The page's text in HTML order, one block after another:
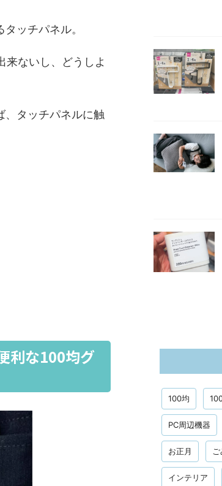
ッチパネル。
来ないし、どうしよ
、タッチパネルに触
利な100均グ
100均
PC周辺機器
お正月
インテリア